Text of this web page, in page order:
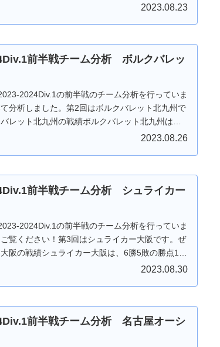
2023.08.23
前半戦チーム分析 ボルクバレッ
2024Div.1の前半戦のチーム分析を行っていま
分析しました。第2回はボルクバレット北九州で
レット北九州の戦績ボルクバレット北九州は、2
2023.08.26
前半戦チーム分析 シュライカー
2024Div.1の前半戦のチーム分析を行っていま
覧ください！第3回はシュライカー大阪です。ぜ
阪の戦績シュライカー大阪は、6勝5敗の勝点18
2023.08.30
前半戦チーム分析 名古屋オーシ